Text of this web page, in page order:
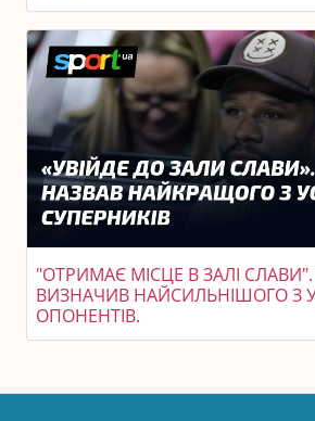
"ОТРИМАЄ МІСЦЕ В ЗАЛІ
ВИЗНАЧИВ НАЙСИЛЬНІШОГО З
ОПОНЕНТІВ.